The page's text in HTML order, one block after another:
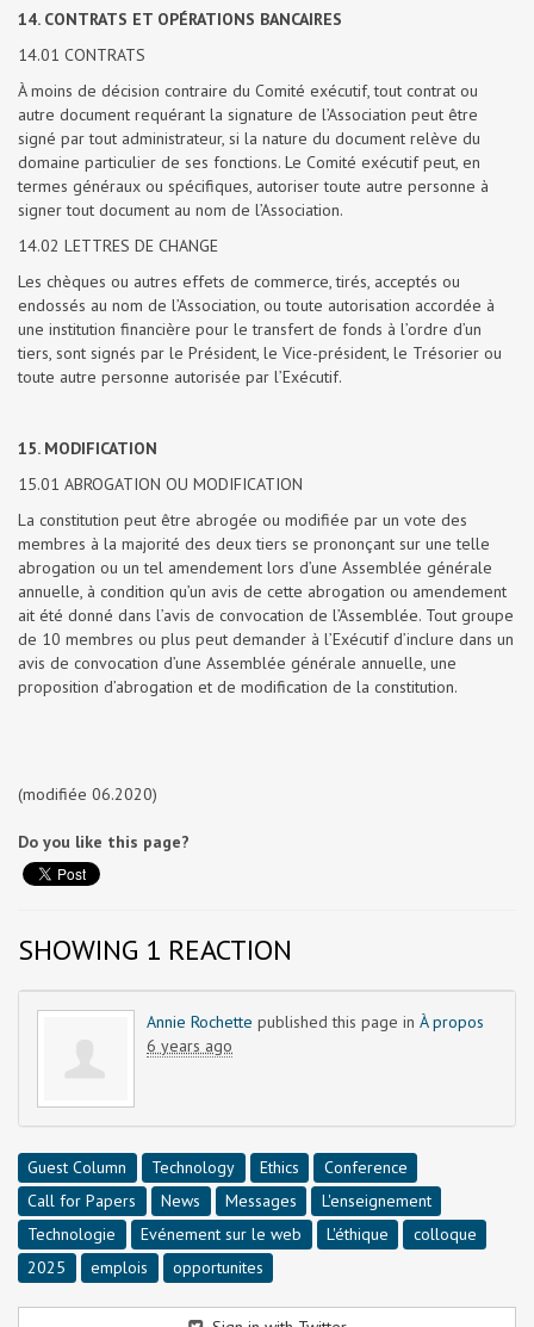
14. CONTRATS ET OPÉRATIONS BANCAIRES
14.01 CONTRATS
À moins de décision contraire du Comité exécutif, tout contrat ou
autre document requérant la signature de l’Association peut être
signé par tout administrateur, si la nature du document relève du
domaine particulier de ses fonctions. Le Comité exécutif peut, en
termes généraux ou spécifiques, autoriser toute autre personne à
signer tout document au nom de l’Association.
14.02 LETTRES DE CHANGE
Les chèques ou autres effets de commerce, tirés, acceptés ou
endossés au nom de l’Association, ou toute autorisation accordée à
une institution financière pour le transfert de fonds à l’ordre d’un
tiers, sont signés par le Président, le Vice-président, le Trésorier ou
toute autre personne autorisée par l’Exécutif.
15. MODIFICATION
15.01 ABROGATION OU MODIFICATION
La constitution peut être abrogée ou modifiée par un vote des
membres à la majorité des deux tiers se prononçant sur une telle
abrogation ou un tel amendement lors d’une Assemblée générale
annuelle, à condition qu’un avis de cette abrogation ou amendement
ait été donné dans l’avis de convocation de l’Assemblée. Tout groupe
de 10 membres ou plus peut demander à l’Exécutif d’inclure dans un
avis de convocation d’une Assemblée générale annuelle, une
proposition d’abrogation et de modification de la constitution.
(modifiée 06.2020)
Do you like this page?
SHOWING 1 REACTION
Annie Rochette published this page in À propos
6 years ago
Guest Column Technology Ethics
Conference
Call for Papers
News Messages
L'enseignement
Technologie
Evénement sur le web L'éthique
colloque
2025
emplois opportunites